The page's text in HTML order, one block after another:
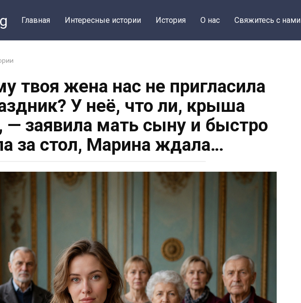
Главная Интересные истории История О нас Свяжитесь с нами
твоя жена нас не пригласила
У неё, что ли, крыша
— заявила мать сыну и быстро
за стол, Марина ждала…